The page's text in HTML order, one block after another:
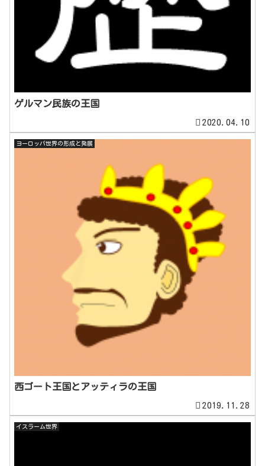
ゲルマン民族の王国
2020.04.10
ヨーロッパ世界の形成と発展
西ゴート王国とアッティラの王国
2019.11.28
イスラーム世界